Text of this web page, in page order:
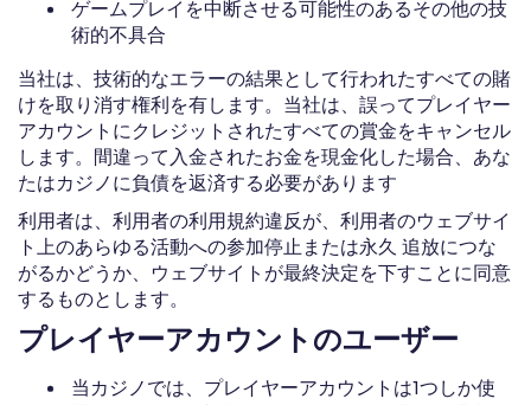
ゲームプレイを中断させる可能性のあるその他の技
術的不具合
当社は、技術的なエラーの結果として行われたすべての賭
けを取り消す権利を有します。当社は、誤ってプレイヤー
アカウントにクレジットされたすべての賞金をキャンセル
します。間違って入金されたお金を現金化した場合、あな
たはカジノに負債を返済する必要があります
利用者は、利用者の利用規約違反が、利用者のウェブサイ
ト上のあらゆる活動への参加停止または永久 追放につな
がるかどうか、ウェブサイトが最終決定を下すことに同意
するものとします。
プレイヤーアカウントのユーザー
当カジノでは、プレイヤーアカウントは1つしか使